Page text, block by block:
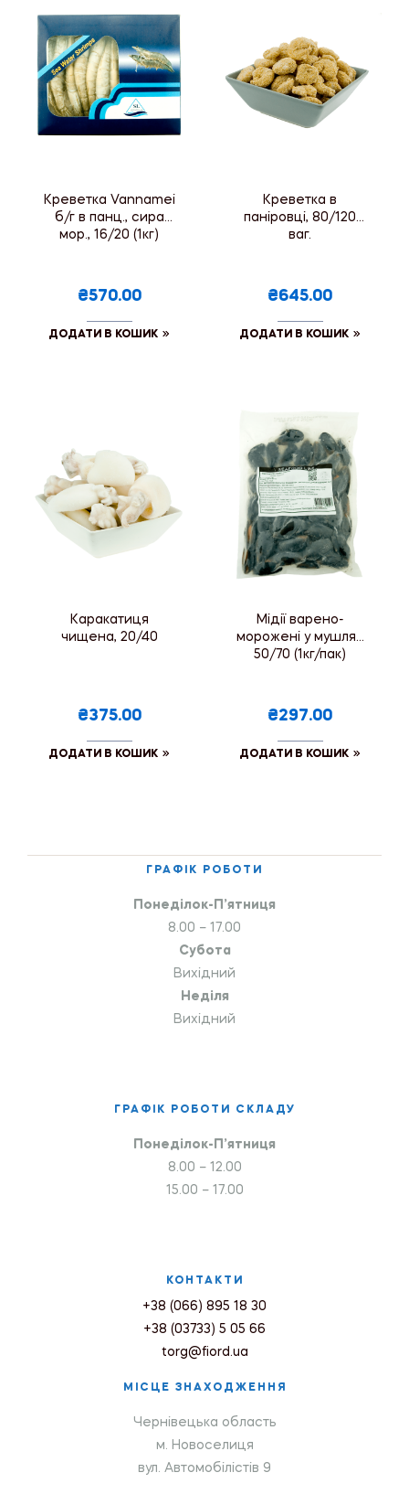
Креветка Vannamei
б/г в панц., сира
мор., 16/20 (1кг)
₴570.00
ДОДАТИ В КОШИК
Креветка в
паніровці, 80/120
ваг.
₴645.00
ДОДАТИ В КОШИК
Каракатиця
чищена, 20/40
₴375.00
ДОДАТИ В КОШИК
Мідії варено-
морожені у мушлях
50/70 (1кг/пак)
₴297.00
ДОДАТИ В КОШИК
ГРАФІК РОБОТИ
Понеділок-П’ятниця
8.00 – 17.00
Субота
Вихідний
Неділя
Вихідний
ГРАФІК РОБОТИ СКЛАДУ
Понеділок-П’ятниця
8.00 – 12.00
15.00 – 17.00
КОНТАКТИ
+38 (066) 895 18 30
+38 (03733) 5 05 66
torg@fiord.ua
МІСЦЕ ЗНАХОДЖЕННЯ
Чернівецька область
м. Новоселиця
вул. Автомобілістів 9